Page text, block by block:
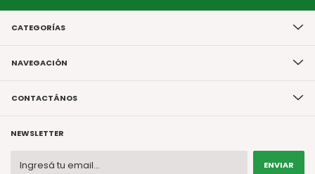
CATEGORÍAS
NAVEGACIÓN
CONTACTÁNOS
NEWSLETTER